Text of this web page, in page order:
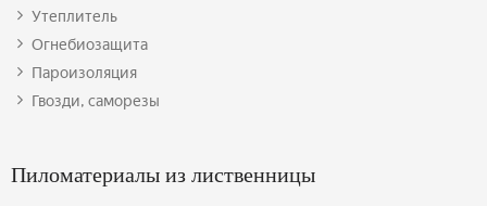
Утеплитель
Огнебиозащита
Пароизоляция
Гвозди, саморезы
Пиломатериалы из лиственницы